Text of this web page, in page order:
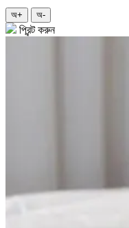
অ+ অ-
প্রিন্ট করুন